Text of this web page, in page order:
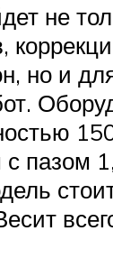
не
но и
пазом